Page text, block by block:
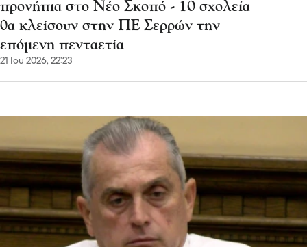
προνήπια στο Νέο Σκοπό - 10 σχολεία
θα κλείσουν στην ΠΕ Σερρών την
επόμενη πενταετία
21 Ιου 2026, 22:23